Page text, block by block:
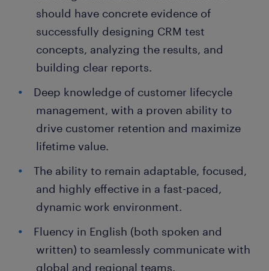
should have concrete evidence of
successfully designing CRM test
concepts, analyzing the results, and
building clear reports.
Deep knowledge of customer lifecycle
management, with a proven ability to
drive customer retention and maximize
lifetime value.
The ability to remain adaptable, focused,
and highly effective in a fast-paced,
dynamic work environment.
Fluency in English (both spoken and
written) to seamlessly communicate with
global and regional teams.